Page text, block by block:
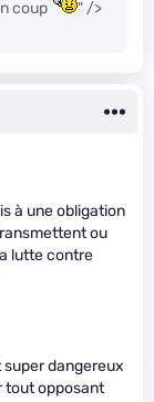
coup " />
à une obligation
ou
lutte contre
super dangereux
tout opposant